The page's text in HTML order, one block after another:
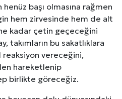
başı olmasına rağmen
hem zirvesinde hem de alt
kadar çetin geçeceğini
takımların bu sakatlıklara
reaksiyon vereceğini,
hareketlenip
birlikte göreceğiz.